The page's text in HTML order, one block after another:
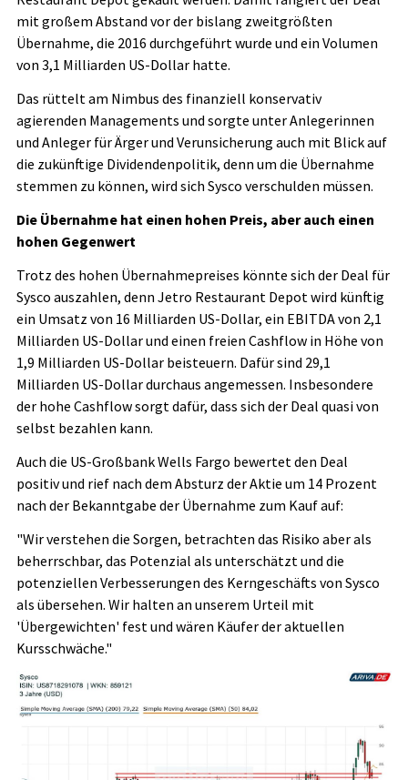
mit großem Abstand vor der bislang zweitgrößten
Übernahme, die 2016 durchgeführt wurde und ein Volumen
von 3,1 Milliarden US-Dollar hatte.
Das rüttelt am Nimbus des finanziell konservativ
agierenden Managements und sorgte unter Anlegerinnen
und Anleger für Ärger und Verunsicherung auch mit Blick auf
die zukünftige Dividendenpolitik, denn um die Übernahme
stemmen zu können, wird sich Sysco verschulden müssen.
Die Übernahme hat einen hohen Preis, aber auch einen
hohen Gegenwert
Trotz des hohen Übernahmepreises könnte sich der Deal für
Sysco auszahlen, denn Jetro Restaurant Depot wird künftig
ein Umsatz von 16 Milliarden US-Dollar, ein EBITDA von 2,1
Milliarden US-Dollar und einen freien Cashflow in Höhe von
1,9 Milliarden US-Dollar beisteuern. Dafür sind 29,1
Milliarden US-Dollar durchaus angemessen. Insbesondere
der hohe Cashflow sorgt dafür, dass sich der Deal quasi von
selbst bezahlen kann.
Auch die US-Großbank Wells Fargo bewertet den Deal
positiv und rief nach dem Absturz der Aktie um 14 Prozent
nach der Bekanntgabe der Übernahme zum Kauf auf:
"Wir verstehen die Sorgen, betrachten das Risiko aber als
beherrschbar, das Potenzial als unterschätzt und die
potenziellen Verbesserungen des Kerngeschäfts von Sysco
als übersehen. Wir halten an unserem Urteil mit
'Übergewichten' fest und wären Käufer der aktuellen
Kursschwäche."